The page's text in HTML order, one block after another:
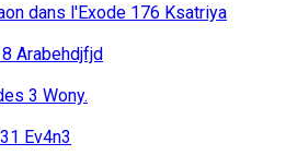
dans l'Exode 176 Ksatriya
8 Arabehdjfjd
3 Wony.
31 Ev4n3